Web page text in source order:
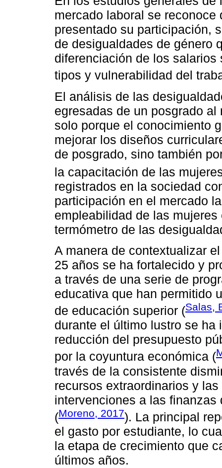
mercado laboral se
presentado su participación,
de desigualdades de género
diferenciación de los
tipos y vulnerabilidad del
El análisis de las
egresadas de un posgrado
solo porque el conocimiento
mejorar los diseños
de posgrado, sino también
la capacitación de las
registrados en la sociedad
participación en el mercado
empleabilidad de las
termómetro de las
A manera de contextualizar
25 años se ha fortalecido y
a través de una serie de
educativa que han permitido
de educación superior (Salas,
durante el último lustro se
reducción del presupuesto
por la coyuntura económica (
través de la consistente
recursos extraordinarios y
intervenciones a las
(Moreno, 2017). La principal
el gasto por estudiante, lo
la etapa de crecimiento que
últimos años.